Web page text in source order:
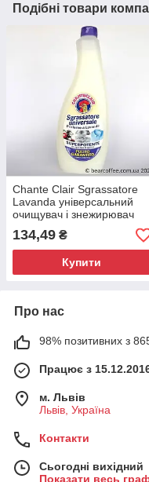
Подібні товари
Chante Clair Sgrassatore
Lavanda універсальний
очищувач і знежирювач
600 мл Запаска,
Універсальні очищувачі
134,49 ₴
Купити
Про нас
98% позитивних з 865
Працює з
м. Львів
Львів, Україна
Контакти
Сьогодні вихідний
Показати весь